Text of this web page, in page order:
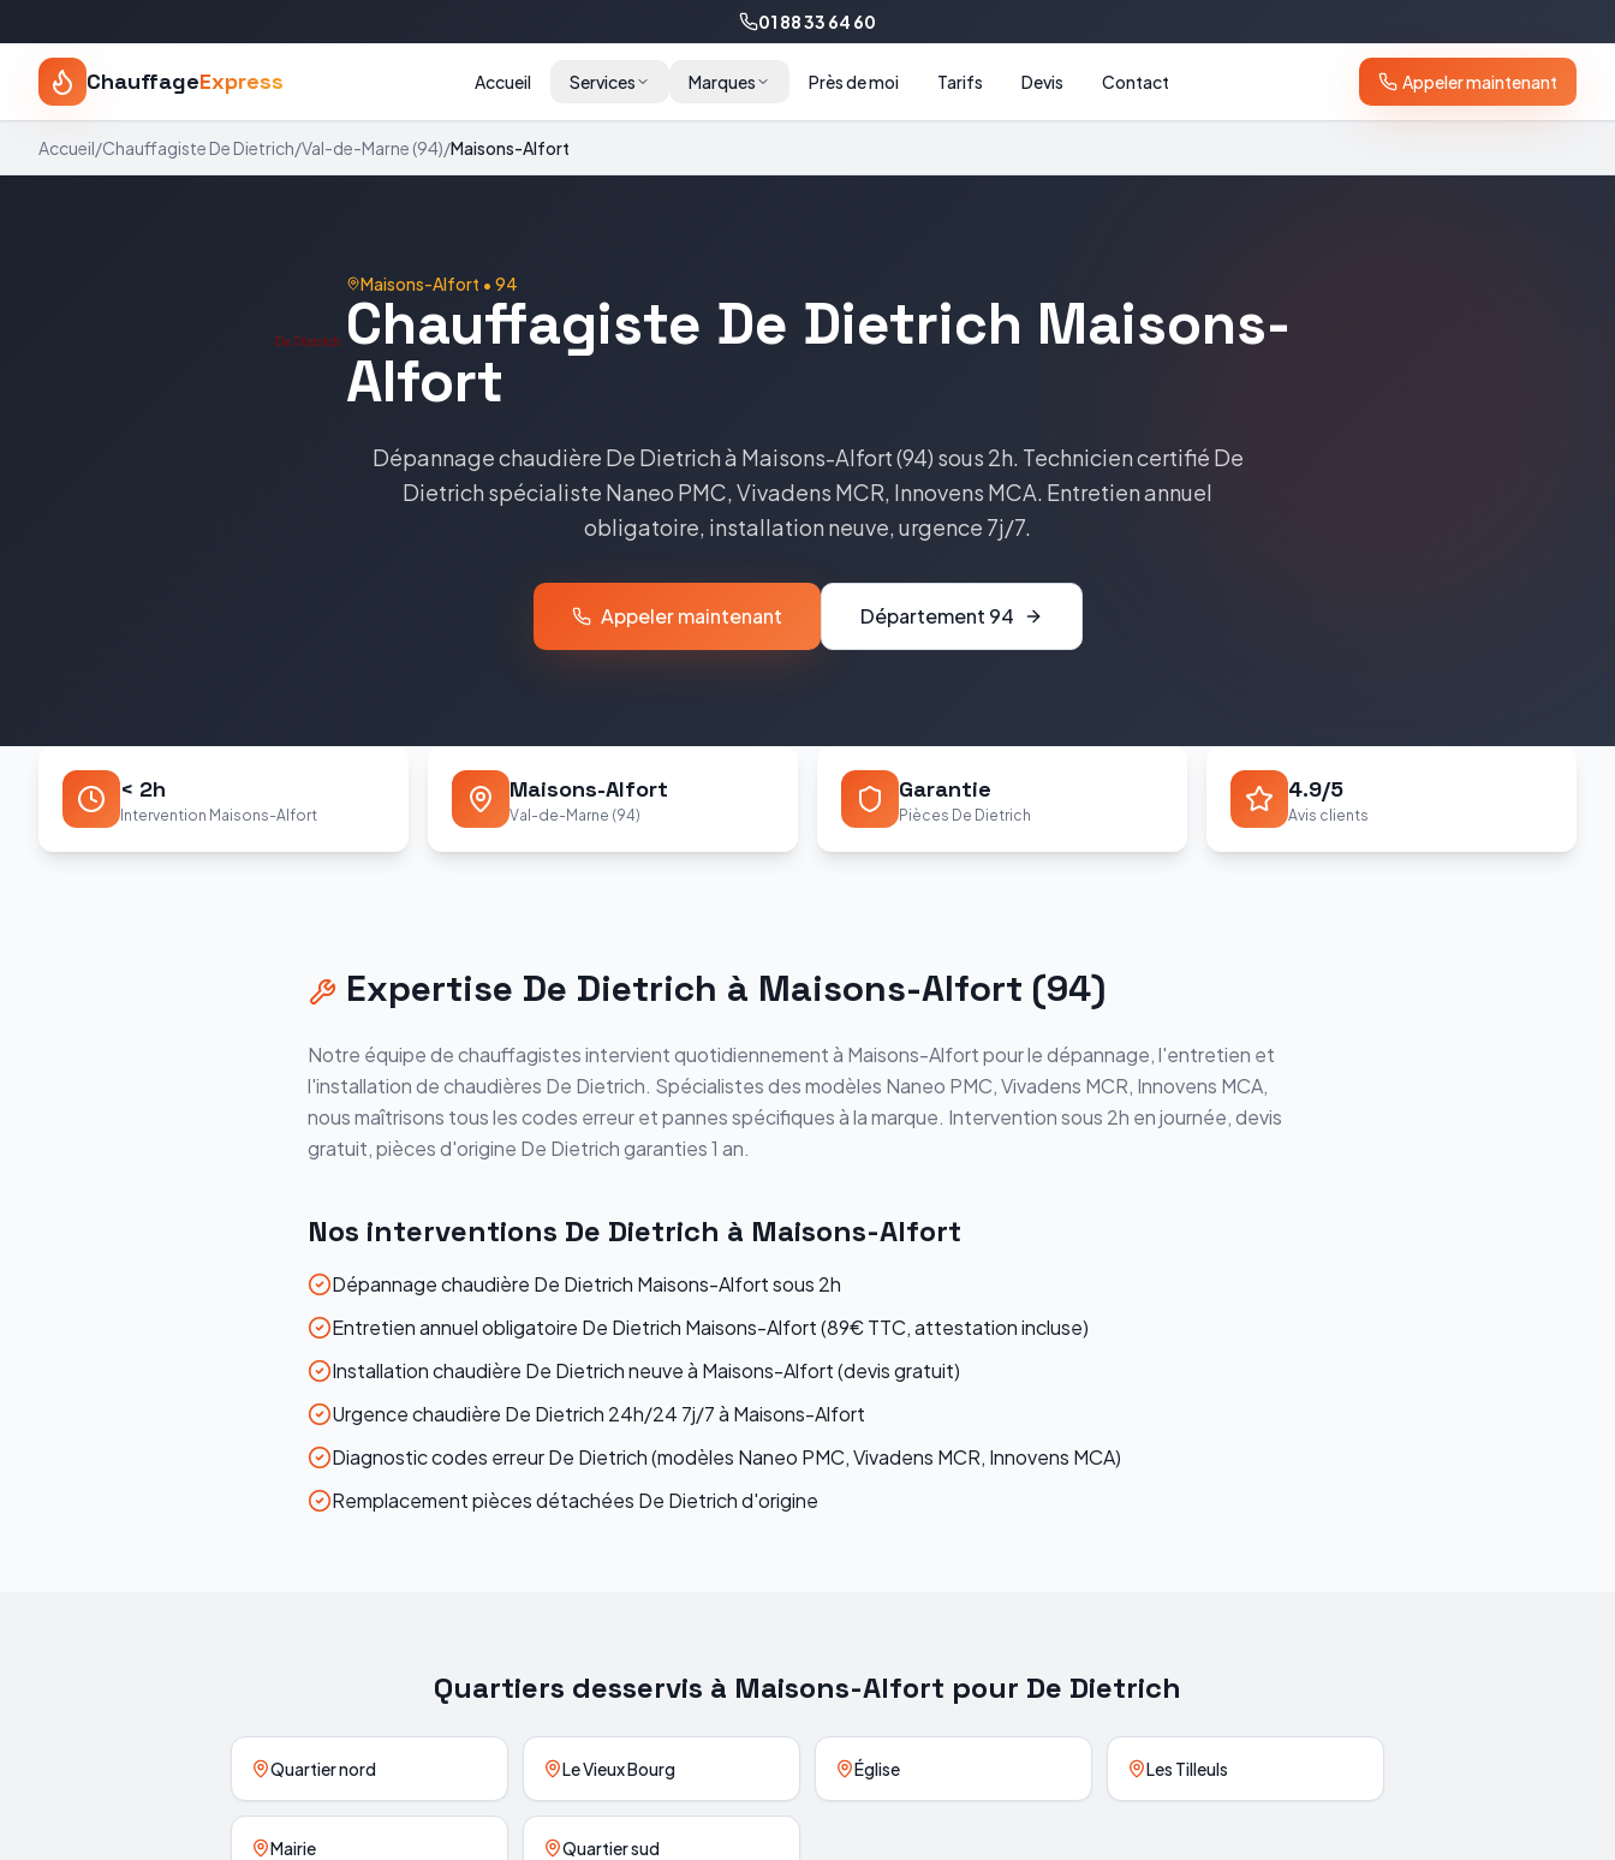
01 88 33 64 60
ChauffageExpress Accueil Services Marques Près de moi Tarifs Devis Contact Appeler maintenant
Accueil/Chauffagiste De Dietrich/Val-de-Marne (94)/Maisons-Alfort
Maisons-Alfort • 94
Chauffagiste De Dietrich Maisons-
Alfort
Dépannage chaudière De Dietrichà Maisons-Alfort(94) sous 2h. Technicien certifié De
Dietrich spécialiste Naneo PMC, Vivadens MCR, Innovens MCA. Entretien annuel
obligatoire, installation neuve, urgence 7j/7.
Appeler maintenant Département 94
< 2h
Intervention Maisons-Alfort
Maisons-Alfort
Val-de-Marne (94)
Garantie
Pièces De Dietrich
4.9/5
Avis clients
Expertise De Dietrich à Maisons-Alfort (94)
Notre équipe de chauffagistes intervient quotidiennement à Maisons-Alfortpour le dépannage, l'entretien et
l'installation de chaudières De Dietrich. Spécialistes des modèles Naneo PMC, Vivadens MCR, Innovens MCA,
nous maîtrisons tous les codes erreur et pannes spécifiques à la marque. Intervention sous 2h en journée, devis
gratuit, pièces d'origine De Dietrichgaranties 1 an.
Nos interventions De Dietrich à Maisons-Alfort
Dépannage chaudière De Dietrich Maisons-Alfort sous 2h
Entretien annuel obligatoire De Dietrich Maisons-Alfort (89€ TTC, attestation incluse)
Installation chaudière De Dietrich neuve à Maisons-Alfort (devis gratuit)
Urgence chaudière De Dietrich 24h/24 7j/7 à Maisons-Alfort
Diagnostic codes erreur De Dietrich (modèles Naneo PMC, Vivadens MCR, Innovens MCA)
Remplacement pièces détachées De Dietrich d'origine
Quartiers desservis à Maisons-Alfort pour De Dietrich
Quartier nord Le Vieux Bourg Église Les Tilleuls
Mairie Quartier sud